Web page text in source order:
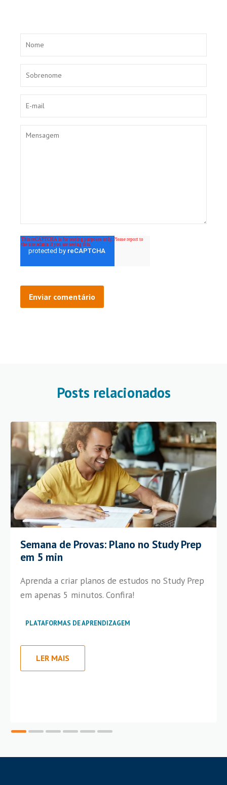
Posts relacionados
Semana de Provas: Plano no Study Prep
em 5 min
Aprenda a criar planos de estudos no Study Prep
em apenas 5 minutos. Confira!
PLATAFORMAS DE APRENDIZAGEM
LER MAIS